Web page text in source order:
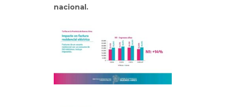
nacional.